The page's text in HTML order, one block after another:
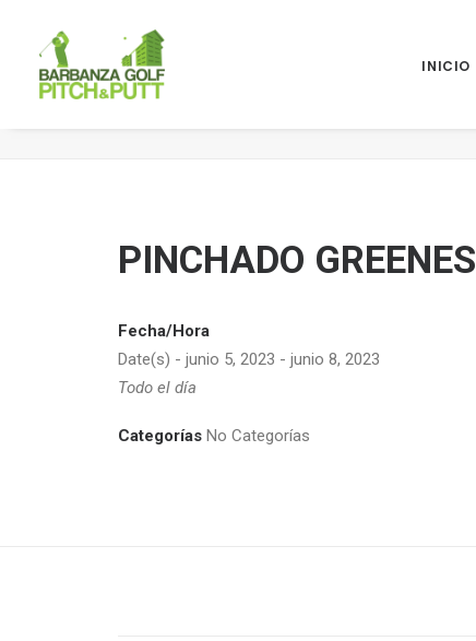
INICIO
PINCHADO GREENES
Fecha/Hora
Date(s) - junio 5, 2023 - junio 8, 2023
Todo el día
Categorías No Categorías